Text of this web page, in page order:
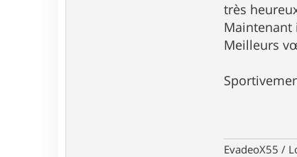
très
Maintenant
Meilleurs
EvadeoX55 /